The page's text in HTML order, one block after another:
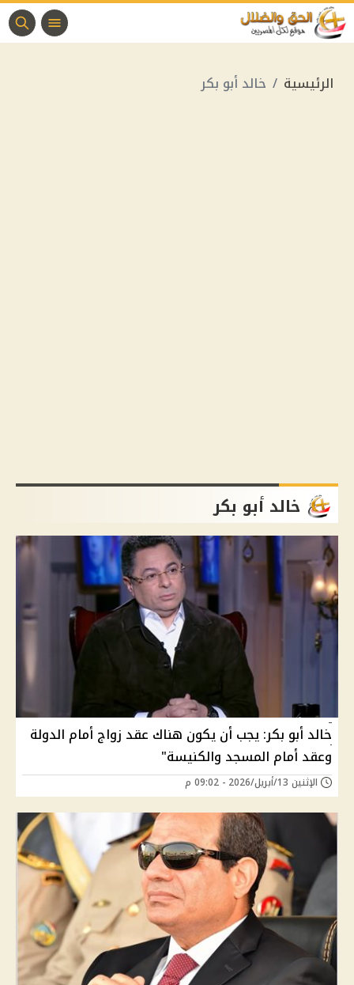
الرئيسية خالد أبو بكر
خالد أبو بكر
خالد أبو بكر: يجب أن يكون هناك عقد زواج أمام الدولة
وعقد أمام المسجد والكنيسة"
الإثنين 13/أبريل/2026 - 09:02 م